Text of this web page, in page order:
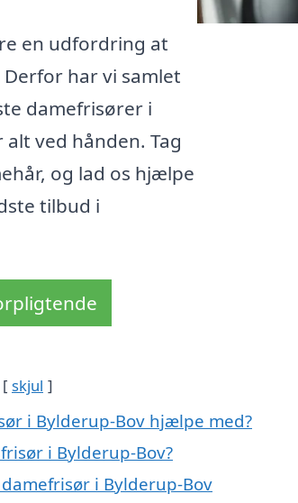
en udfordring at
har vi samlet
damefrisører i
ved hånden. Tag
og lad os hjælpe
tilbud i
skjul
i Bylderup-Bov hjælpe med?
i Bylderup-Bov?
i Bylderup-Bov